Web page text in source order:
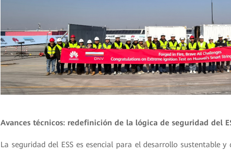
Avances técnicos: redefinición de la lógica de seguridad del
La seguridad del ESS es esencial para el desarrollo sustentable